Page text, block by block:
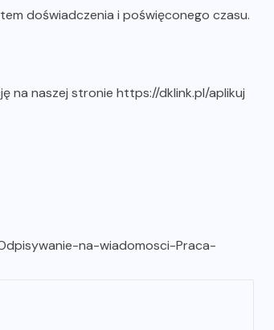
doświadczenia i poświęconego czasu.
na naszej stronie https://dklink.pl/aplikuj
na-wiadomosci-Praca-